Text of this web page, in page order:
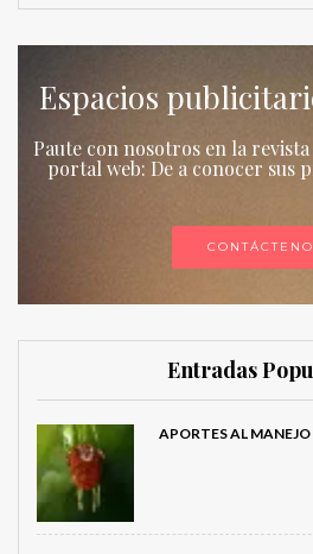
Espacios
Paute con nosotros en la
portal web: De a conocer sus
Entradas
APORTES AL